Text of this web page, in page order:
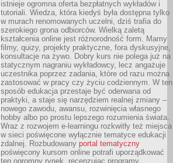
istnieje ogromna oferta bezpłatnych wykładów i
tutoriali. Wiedza, która kiedyś była dostępna tylko
w murach renomowanych uczelni, dziś trafia do
szerokiego grona odbiorców. Wielką zaletą
kształcenia online jest różnorodność form. Mamy
filmy, quizy, projekty praktyczne, fora dyskusyjne,
konsultacje na żywo. Dobry kurs nie polega już na
statycznym nagraniu wykładowcy, lecz angażuje
uczestnika poprzez zadania, które od razu można
zastosować w pracy czy życiu codziennym. W ten
sposób edukacja przestaje być oderwana od
praktyki, a staje się narzędziem realnej zmiany –
nowego zawodu, awansu, rozwinięcia własnego
hobby albo po prostu lepszego rozumienia świata.
Wraz z rozwojem e-learningu rozkwitły też miejsca
w sieci poświęcone wyłącznie tematyce edukacji
zdalnej. Rozbudowany portal tematyczny
poświęcony kursom online potrafi uporządkować
ten ogromny rynek, recenzując programy,